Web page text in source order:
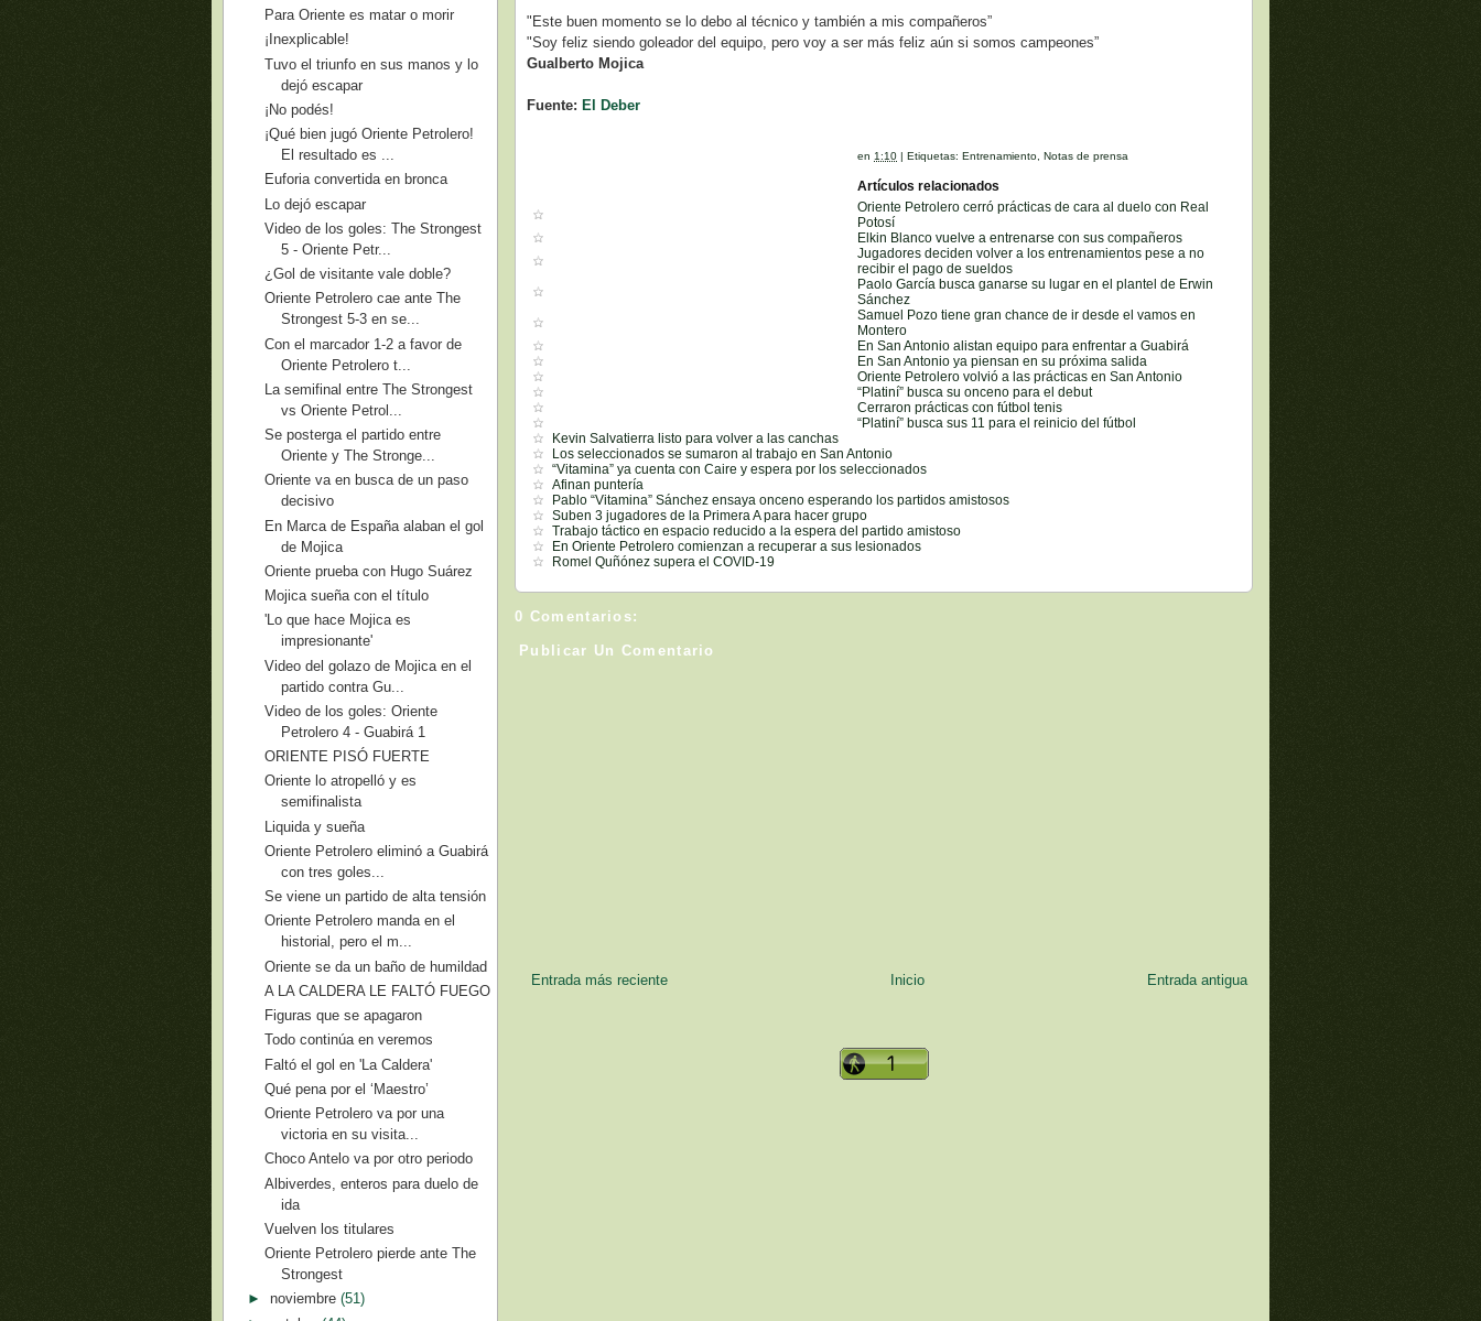
"Este buen momento se lo debo al técnico y también a mis compañeros”
"Soy feliz siendo goleador del equipo, pero voy a ser más feliz aún si somos campeones”
Gualberto Mojica
Fuente: El Deber
en 1:10 |Etiquetas:Entrenamiento ,Notas de prensa
Artículos relacionados
Oriente Petrolero cerró prácticas de cara al duelo con Real
Potosí
Elkin Blanco vuelve a entrenarse con sus compañeros
Jugadores deciden volver a los entrenamientos pese a no
recibir el pago de sueldos
Paolo García busca ganarse su lugar en el plantel de Erwin
Sánchez
Samuel Pozo tiene gran chance de ir desde el vamos en
Montero
En San Antonio alistan equipo para enfrentar a Guabirá
En San Antonio ya piensan en su próxima salida
Oriente Petrolero volvió a las prácticas en San Antonio
“Platiní” busca su onceno para el debut
Cerraron prácticas con fútbol tenis
“Platiní” busca sus 11 para el reinicio del fútbol
Kevin Salvatierra listo para volver a las canchas
Los seleccionados se sumaron al trabajo en San Antonio
“Vitamina” ya cuenta con Caire y espera por los seleccionados
Afinan puntería
Pablo “Vitamina” Sánchez ensaya onceno esperando los partidos amistosos
Suben 3 jugadores de la Primera A para hacer grupo
Trabajo táctico en espacio reducido a la espera del partido amistoso
En Oriente Petrolero comienzan a recuperar a sus lesionados
Romel Quñónez supera el COVID-19
0 Comentarios:
Publicar Un Comentario
Entrada más reciente Entrada antigua
Inicio
Para Oriente es matar o morir
¡Inexplicable!
Tuvo el triunfo en sus manos y lo
dejó escapar
¡No podés!
¡Qué bien jugó Oriente Petrolero!
El resultado es ...
Euforia convertida en bronca
Lo dejó escapar
Video de los goles: The Strongest
5 - Oriente Petr...
¿Gol de visitante vale doble?
Oriente Petrolero cae ante The
Strongest 5-3 en se...
Con el marcador 1-2 a favor de
Oriente Petrolero t...
La semifinal entre The Strongest
vs Oriente Petrol...
Se posterga el partido entre
Oriente y The Stronge...
Oriente va en busca de un paso
decisivo
En Marca de España alaban el gol
de Mojica
Oriente prueba con Hugo Suárez
Mojica sueña con el título
'Lo que hace Mojica es
impresionante'
Video del golazo de Mojica en el
partido contra Gu...
Video de los goles: Oriente
Petrolero 4 - Guabirá 1
ORIENTE PISÓ FUERTE
Oriente lo atropelló y es
semifinalista
Liquida y sueña
Oriente Petrolero eliminó a Guabirá
con tres goles...
Se viene un partido de alta tensión
Oriente Petrolero manda en el
historial, pero el m...
Oriente se da un baño de humildad
A LA CALDERA LE FALTÓ FUEGO
Figuras que se apagaron
Todo continúa en veremos
Faltó el gol en 'La Caldera'
Qué pena por el ‘Maestro’
Oriente Petrolero va por una
victoria en su visita...
Choco Antelo va por otro periodo
Albiverdes, enteros para duelo de
ida
Vuelven los titulares
Oriente Petrolero pierde ante The
Strongest
► noviembre (51)